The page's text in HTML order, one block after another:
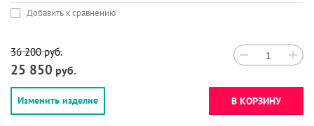
Добавить к сравнению
36 200руб.
25 850 руб.
− +
Изменить изделие В КОРЗИНУ